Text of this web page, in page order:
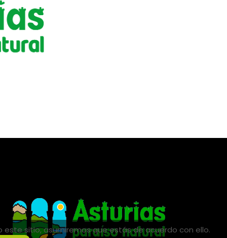
este sitio, asumiremos que estás de acuerdo con ello.